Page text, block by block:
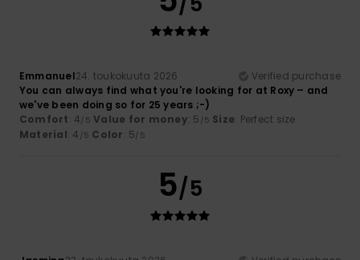
Emmanuel24. toukokuuta 2026
Verified purchase
You can always find what you're looking for at Roxy – and
we've been doing so for 25 years ;-)
Comfort: 4/5 Value for money: 5 /5 Size: Perfect size
Material: 4 /5 Color: 5/5
5/5